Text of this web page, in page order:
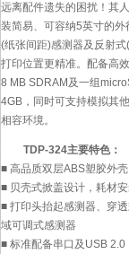
远离配件遗失的困扰！其
装简易、可容纳5英寸的
(纸张间距)感测器及反射
打印位置更精准。配备高
8 MB SDRAM及一组
4GB，同时可支持模拟其
相容环境。
TDP-324主要特色：
■ 高品质双层ABS塑胶外壳
■ 贝壳式掀盖设计，耗材
■ 打印头抬起感测器、穿
域可调式感测器
■ 标准配备串口及USB 2.0